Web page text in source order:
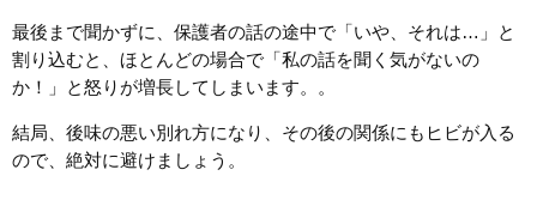
最後まで聞かずに、保護者の話の途中で「いや、それは…」と
割り込むと、ほとんどの場合で「私の話を聞く気がないの
か！」と怒りが増長してしまいます。。
結局、後味の悪い別れ方になり、その後の関係にもヒビが入る
ので、絶対に避けましょう。